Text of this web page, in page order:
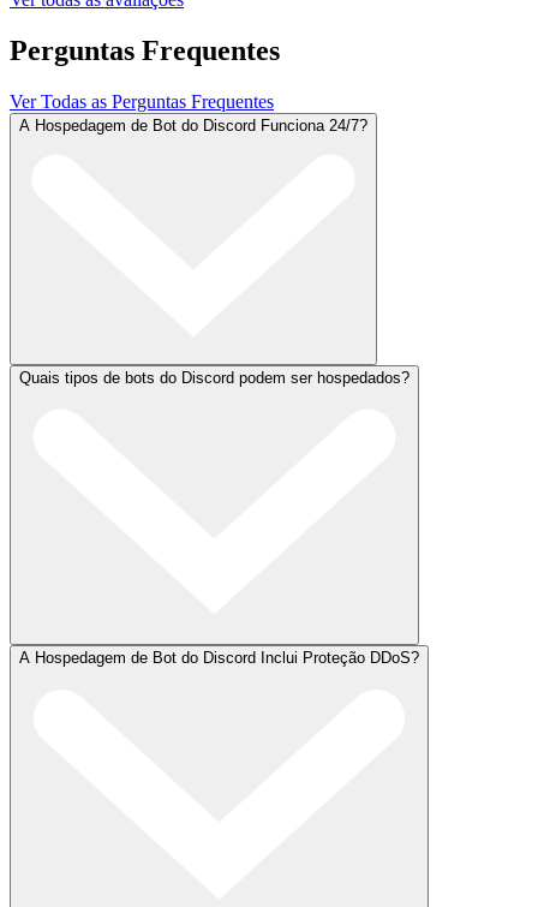
Perguntas Frequentes
Ver Todas as Perguntas Frequentes
A Hospedagem de Bot do Discord Funciona 24/7?
Quais tipos de bots do Discord podem ser hospedados?
A Hospedagem de Bot do Discord Inclui Proteção DDoS?